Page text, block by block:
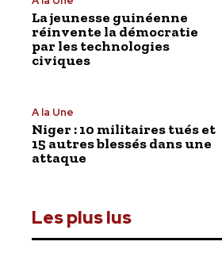
La jeunesse guinéenne
réinvente la démocratie
par les technologies
civiques
A la Une
Niger : 10 militaires tués et
15 autres blessés dans une
attaque
Les plus lus